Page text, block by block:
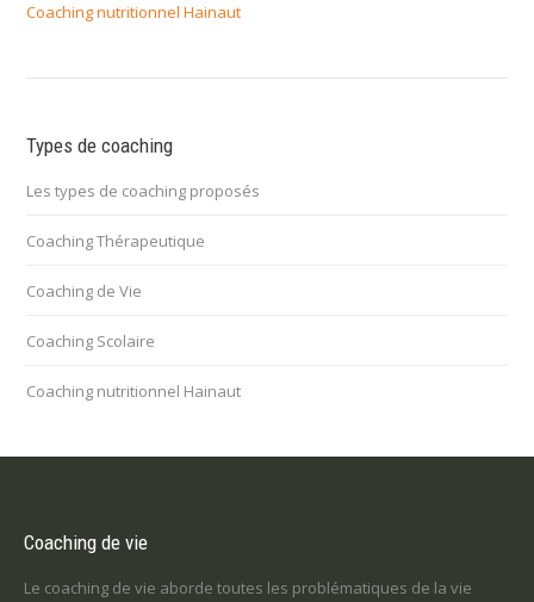
Coaching nutritionnel Hainaut
Types de coaching
Les types de coaching proposés
Coaching Thérapeutique
Coaching de Vie
Coaching Scolaire
Coaching nutritionnel Hainaut
Coaching de vie
Le coaching de vie aborde toutes les problématiques de la vie